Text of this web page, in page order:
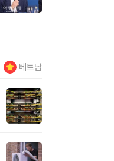
베트남